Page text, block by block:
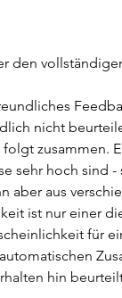
den
nicht
zusammen.
sehr hoch sind
aber aus
ist nur einer
für
hin